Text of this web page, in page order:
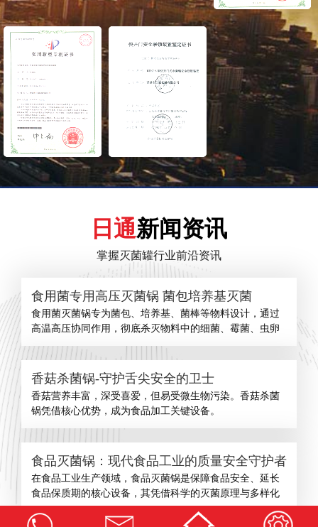
日通新闻资讯
掌握灭菌罐行业前沿资讯
食用菌专用高压灭菌锅 菌包培养基灭菌
食用菌灭菌锅专为菌包、培养基、菌棒等物料设计，通过
高温高压协同作用，彻底杀灭物料中的细菌、霉菌、虫卵
香菇杀菌锅-守护舌尖安全的卫士
​香菇营养丰富，深受喜爱，但易受微生物污染。香菇杀菌
锅凭借核心优势，成为食品加工关键设备。
食品灭菌锅：现代食品工业的质量安全守护者
在食品工业生产领域，食品灭菌锅是保障食品安全、延长
食品保质期的核心设备，其凭借科学的灭菌原理与多样化